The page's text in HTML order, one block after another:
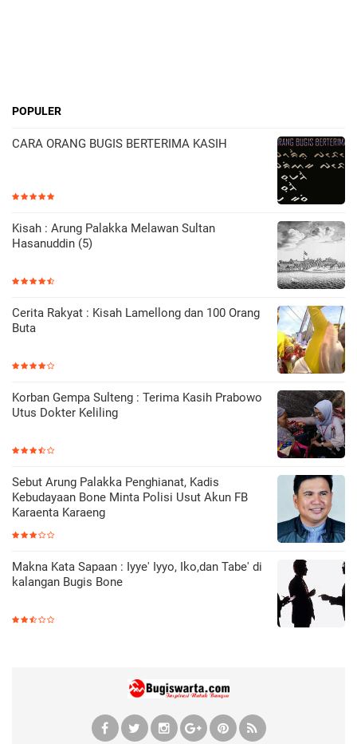
POPULER
CARA ORANG BUGIS BERTERIMA KASIH
Kisah : Arung Palakka Melawan Sultan
Hasanuddin (5)
Cerita Rakyat : Kisah Lamellong dan 100 Orang
Buta
Korban Gempa Sulteng : Terima Kasih Prabowo
Utus Dokter Keliling
Sebut Arung Palakka Penghianat, Kadis
Kebudayaan Bone Minta Polisi Usut Akun FB
Karaenta Karaeng
Makna Kata Sapaan : Iyye' Iyyo, Iko,dan Tabe' di
kalangan Bugis Bone